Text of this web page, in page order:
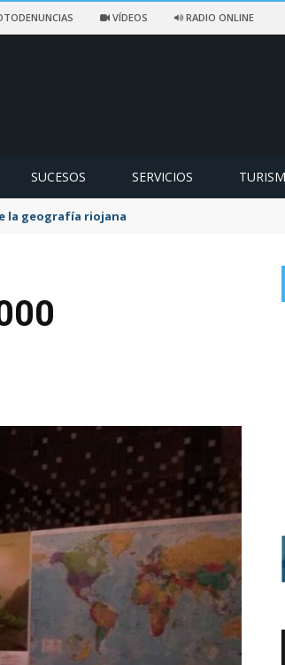
VÍDEOS RADIO ONLINE
SUCESOS SERVICIOS
la geografía riojana